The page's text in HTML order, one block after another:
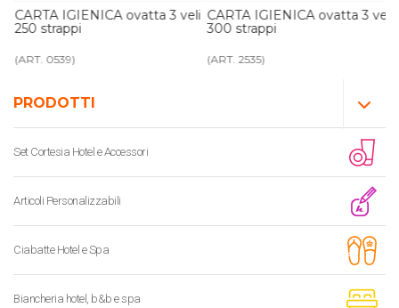
PRODOTTI
Set Cortesia Hotel e Accessori
Articoli Personalizzabili
Ciabatte Hotel e Spa
Biancheria hotel, b&b e spa
CARTA IGIENICA ovatta 3 veli
250 strappi
(ART. 0539)
CARTA IGIENICA ovatta 3 veli
300 strappi
(ART. 2535)